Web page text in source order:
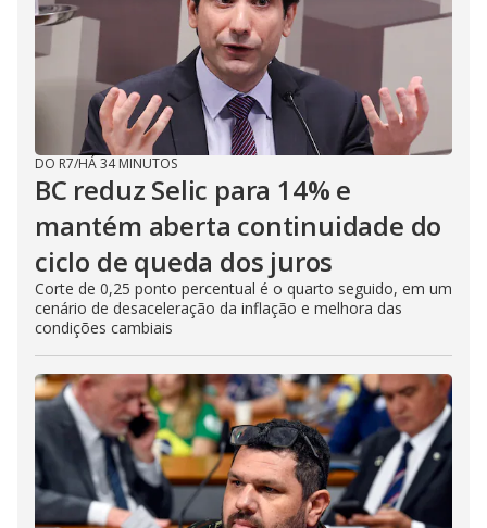
DO R7/HÁ 34 MINUTOS
BC reduz Selic para 14% e
mantém aberta continuidade do
ciclo de queda dos juros
Corte de 0,25 ponto percentual é o quarto seguido, em um
cenário de desaceleração da inflação e melhora das
condições cambiais